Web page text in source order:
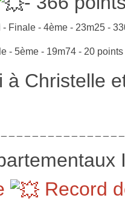
Finale - 4ème - 23m25 -
- 5ème - 19m74 - 20 points
à Christelle
Record